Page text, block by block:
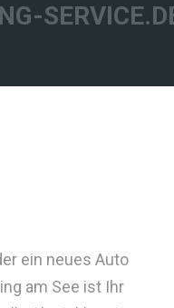
ein neues Auto
am See ist Ihr